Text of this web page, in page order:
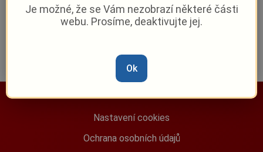
Reklama
Nastavení cookies
Ochrana osobních údajů
Je možné, že se Vám nezobrazí některé části
webu. Prosíme, deaktivujte jej.
Ok